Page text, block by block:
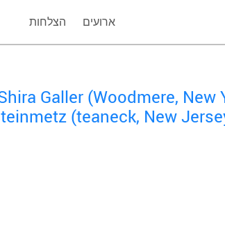
הצלחות ארועים
Galler (Woodmere, New
(teaneck, New